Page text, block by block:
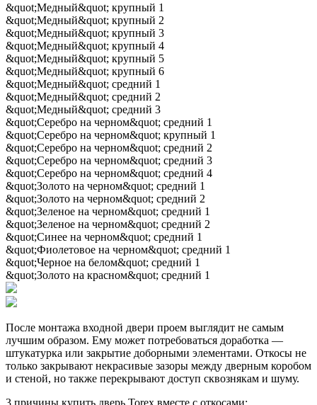
&quot;Медный&quot; крупный 1
&quot;Медный&quot; крупный 2
&quot;Медный&quot; крупный 3
&quot;Медный&quot; крупный 4
&quot;Медный&quot; крупный 5
&quot;Медный&quot; крупный 6
&quot;Медный&quot; средний 1
&quot;Медный&quot; средний 2
&quot;Медный&quot; средний 3
&quot;Серебро на черном&quot; средний 1
&quot;Серебро на черном&quot; крупный 1
&quot;Серебро на черном&quot; средний 2
&quot;Серебро на черном&quot; средний 3
&quot;Серебро на черном&quot; средний 4
&quot;Золото на черном&quot; средний 1
&quot;Золото на черном&quot; средний 2
&quot;Зеленое на черном&quot; средний 1
&quot;Зеленое на черном&quot; средний 2
&quot;Синее на черном&quot; средний 1
&quot;Фиолетовое на черном&quot; средний 1
&quot;Черное на белом&quot; средний 1
&quot;Золото на красном&quot; средний 1
После монтажа входной двери проем выглядит не самым
лучшим образом. Ему может потребоваться доработка —
штукатурка или закрытие доборными элементами. Откосы не
только закрывают некрасивые зазоры между дверным коробом
и стеной, но также перекрывают доступ сквознякам и шуму.
3 причины купить дверь Torex вместе с откосами: